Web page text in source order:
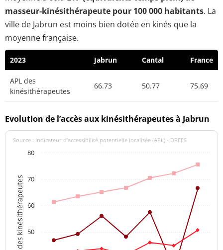
masseur-kinésithérapeute pour 100 000 habitants. La
ville de Jabrun est moins bien dotée en kinés que la
moyenne française.
2023 Jabrun Cantal France
APL des
kinésithérapeutes
66.73 50.77 75.69
Evolution de l’accès aux kinésithérapeutes à Jabrun
APL des kinésithérapeutes
Source : indicateur d’accessibilité potentielle localisée (APL) - DREES
50
60
70
80